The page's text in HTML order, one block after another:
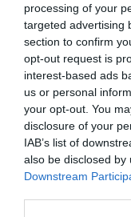
processing of your
targeted advertising
section to confirm
opt-out request is
interest-based ads
us or personal
your opt-out. You
disclosure of your
IAB’s list of
also be disclosed
Downstream
Índex
Compartir